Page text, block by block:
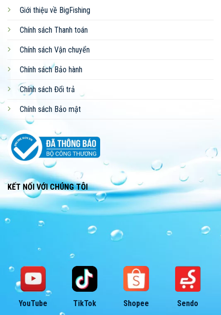
Giới thiệu về BigFishing
Chính sách Thanh toán
Chính sách Vận chuyển
Chính sách Bảo hành
Chính sách Đổi trả
Chính sách Bảo mật
KẾT NỐI VỚI CHÚNG TÔI
YouTube TikTok Shopee Sendo